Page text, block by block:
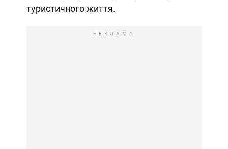
туристичного життя.
РЕКЛАМА